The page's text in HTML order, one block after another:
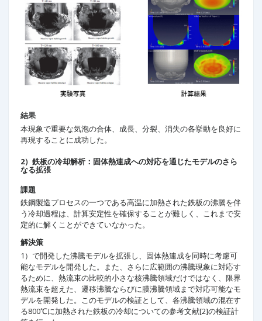
結果
本現象で重要な気泡の合体、成長、分裂、消失の各挙動を良好に
再現することに成功した。
2）鉄板の冷却解析：固体熱連成への対応を通じたモデルのさら
なる拡張
課題
鉄鋼製造プロセスの一つである高温に加熱された鉄板の沸騰を伴
う冷却過程は、計算安定性を確保することが難しく、これまで安
定的に解くことができていなかった。
解決策
1）で開発した沸騰モデルを拡張し、固体熱連成を同時に考慮可
能なモデルを開発した。また、さらに広範囲の沸騰現象に対応す
るために、熱流束の比較的小さな核沸騰領域だけではなく、限界
熱流束を超えた、遷移沸騰ならびに膜沸騰領域まで対応可能なモ
デルを開発した。このモデルの検証として、各沸騰領域の混在す
る800℃に加熱された鉄板の冷却についての参考文献[2]の検証計